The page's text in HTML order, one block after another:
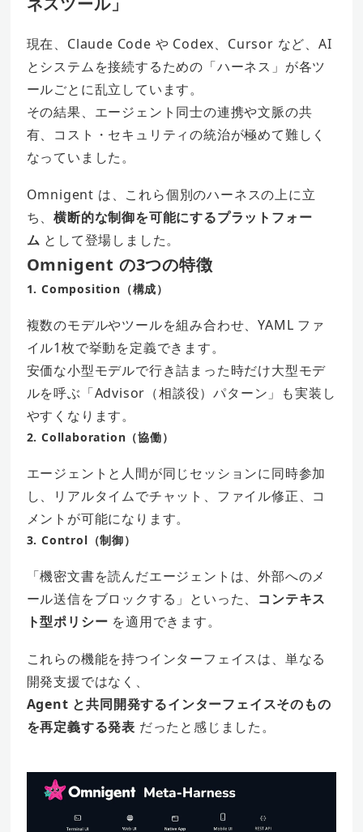
現在、Claude Code や Codex、Cursor など、AI
とシステムを接続するための「ハーネス」が各ツ
ールごとに乱立しています。
その結果、エージェント同士の連携や文脈の共
有、コスト・セキュリティの統治が極めて難しく
なっていました。
Omnigent は、これら個別のハーネスの上に立
ち、横断的な制御を可能にするプラットフォー
ム として登場しました。
Omnigent の3つの特徴
1. Composition（構成）
複数のモデルやツールを組み合わせ、YAML ファ
イル1枚で挙動を定義できます。
安価な小型モデルで行き詰まった時だけ大型モデ
ルを呼ぶ「Advisor（相談役）パターン」も実装し
やすくなります。
2. Collaboration（協働）
エージェントと人間が同じセッションに同時参加
し、リアルタイムでチャット、ファイル修正、コ
メントが可能になります。
3. Control（制御）
「機密文書を読んだエージェントは、外部へのメ
ール送信をブロックする」といった、 コンテキス
ト型ポリシー を適用できます。
これらの機能を持つインターフェイスは、単なる
開発支援ではなく、
Agent と共同開発するインターフェイスそのもの
を再定義する発表 だったと感じました。